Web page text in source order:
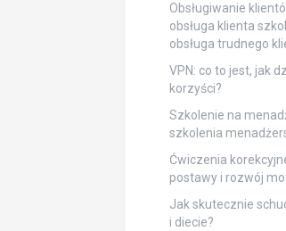
Obsługiwanie
obsługa klienta
obsługa trudnego
VPN: co to jest, jak
korzyści?
Szkolenie na
szkolenia
Ćwiczenia
postawy i rozwój
Jak skutecznie
i diecie?